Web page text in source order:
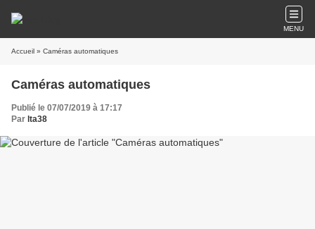
MENU
Accueil » Caméras automatiques
Caméras automatiques
Publié le 07/07/2019 à 17:17
Par lta38